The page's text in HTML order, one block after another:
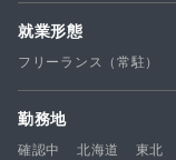
就業形態
フリーランス（常駐）
勤務地
確認中 北海道 東北